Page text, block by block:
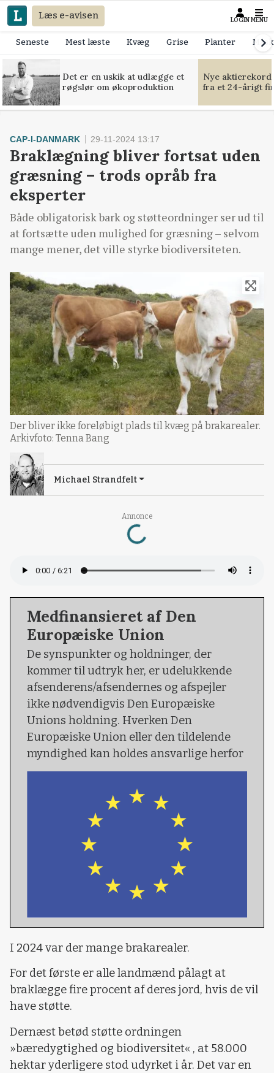
Læs e-avisen LOGIN MENU
Seneste Mest læste Kvæg Grise Planter
Det er en uskik at udlægge et
røgslør om økoproduktion
Nye
fra et 24-årigt
Annonce
Loading...
CAP-I-DANMARK 29-11-2024 13:17
Braklægning bliver fortsat uden
græsning – trods opråb fra
eksperter
Både obligatorisk bark og støtteordninger ser ud til
at fortsætte uden mulighed for græsning – selvom
mange mener, det ville styrke biodiversiteten.
Der bliver ikke foreløbigt plads til kvæg på brakarealer.
Arkivfoto: Tenna Bang
Michael Strandfelt
Medfinansieret af Den
Europæiske Union
De synspunkter og holdninger, der
kommer til udtryk her, er udelukkende
afsenderens/afsendernes og afspejler
ikke nødvendigvis Den Europæiske
Unions holdning. Hverken Den
Europæiske Union eller den tildelende
myndighed kan holdes ansvarlige herfor
I 2024 var der mange brakarealer.
For det første er alle landmænd pålagt at
braklægge fire procent af deres jord, hvis de vil
have støtte.
Dernæst betød støtte ordningen
»bæredygtighed og biodiversitet« , at 58.000
hektar yderligere stod udyrket i år. Det var en